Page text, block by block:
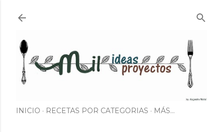
INICIO RECETAS POR CATEGORIAS MÁS…